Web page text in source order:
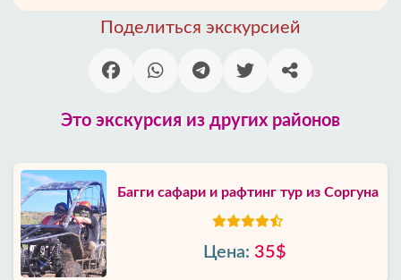
Поделиться экскурсией
Это экскурсия из других районов
Багги сафари и рафтинг тур из Соргуна
Цена: 35$